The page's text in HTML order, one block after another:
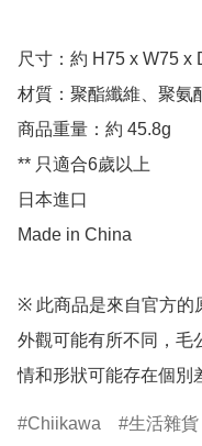
尺寸：約 H75 x W75 x
材質：聚酯纖維、聚氨
商品重量：約 45.8g
** 只適合6歲以上
日本進口
Made in China
※ 此商品是來自官方的
外觀可能有所不同，毛
情和形狀可能存在個別
Chiikawa 生活雜貨